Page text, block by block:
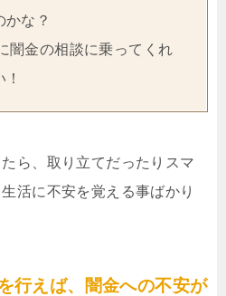
かな？
闇金の相談に乗ってくれ
ら、取り立てだったりスマ
活に不安を覚える事ばかり
行えば、闇金への不安が